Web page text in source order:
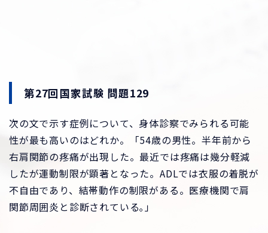
第27回国家試験 問題129
次の文で示す症例について、身体診察でみられる可能
性が最も高いのはどれか。「54歳の男性。半年前から
右肩関節の疼痛が出現した。最近では疼痛は幾分軽減
したが運動制限が顕著となった。ADLでは衣服の着脱が
不自由であり、結帯動作の制限がある。医療機関で肩
関節周囲炎と診断されている｡」